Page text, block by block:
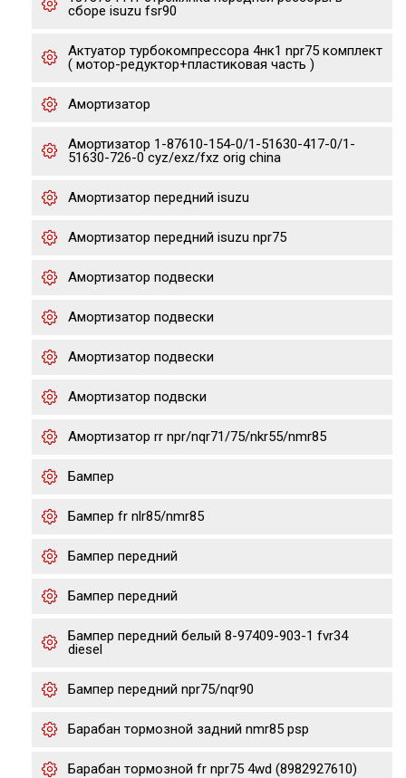
сборе isuzu fsr90
Актуатор турбокомпрессора 4нк1 npr75 комплект
( мотор-редуктор+пластиковая часть )
Амортизатор
Амортизатор 1-87610-154-0/1-51630-417-0/1-
51630-726-0 cyz/exz/fxz orig china
Амортизатор передний isuzu
Амортизатор передний isuzu npr75
Амортизатор подвески
Амортизатор подвески
Амортизатор подвески
Амортизатор подвски
Амортизатор rr npr/nqr71/75/nkr55/nmr85
Бампер
Бампер fr nlr85/nmr85
Бампер передний
Бампер передний
Бампер передний белый 8-97409-903-1 fvr34
diesel
Бампер передний npr75/nqr90
Барабан тормозной задний nmr85 psp
Барабан тормозной fr npr75 4wd (8982927610)